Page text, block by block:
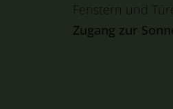
Fenstern und
Zugang zur